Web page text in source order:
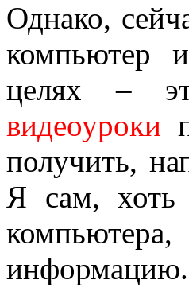
Однако,
компьютер
целях –
видеоуроки
получить,
Я сам, хоть
информацию.